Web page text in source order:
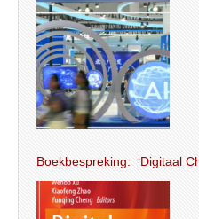
Boekbespreking: ‘Digitaal